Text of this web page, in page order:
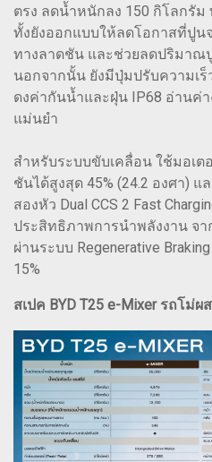
ตรง ลดน้ำหนักลง 150 กิโลกรัม
ทั้งยังออกแบบให้ลดโอกาสที่ปู
ทางลาดชัน และช่วยลดปริมาณ
นอกจากนั้น ยังมีปุ่มปรับความเ
ดงค่ากันน้ำและฝุ่น IP68 อ่านค่า
แม่นยำ
สำหรับระบบขับเคลื่อน ใช้มอเต
ชันได้สูงสุด 45% (24.2 องศา)
สองหัว Dual CCS 2 Fast
ประสิทธิภาพการนำพลังงาน จ
ผ่านระบบ Regenerative
15%
สเปค BYD T25 e-Mixer รถโม่